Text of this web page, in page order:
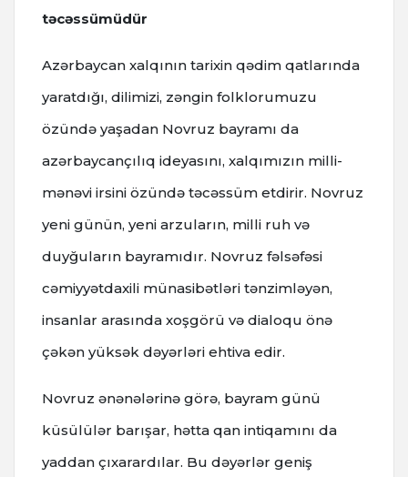
təcəssümüdür
Azərbaycan xalqının tarixin qədim qatlarında
yaratdığı, dilimizi, zəngin folklorumuzu
özündə yaşadan Novruz bayramı da
azərbaycançılıq ideyasını, xalqımızın milli-
mənəvi irsini özündə təcəssüm etdirir. Novruz
yeni günün, yeni arzuların, milli ruh və
duyğuların bayramıdır. Novruz fəlsəfəsi
cəmiyyətdaxili münasibətləri tənzimləyən,
insanlar arasında xoşgörü və dialoqu önə
çəkən yüksək dəyərləri ehtiva edir.
Novruz ənənələrinə görə, bayram günü
küsülülər barışar, hətta qan intiqamını da
yaddan çıxarardılar. Bu dəyərlər geniş